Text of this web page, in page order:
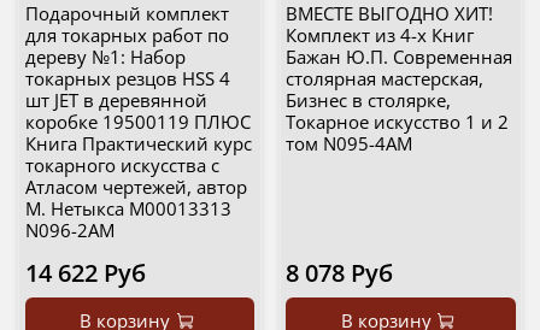
Подарочный комплект
для токарных работ по
дереву №1: Набор
токарных резцов HSS 4
шт JET в деревянной
коробке 19500119 ПЛЮС
Книга Практический курс
токарного искусства с
Атласом чертежей, автор
М. Нетыкса М00013313
N096-2AM
14 622 Руб
В корзину
ВМЕСТЕ ВЫГОДНО ХИТ!
Комплект из 4-х Книг
Бажан Ю.П. Современная
столярная мастерская,
Бизнес в столярке,
Токарное искусство 1 и 2
том N095-4AM
8 078 Руб
В корзину